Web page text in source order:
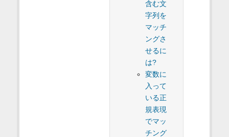
含む文
字列を
マッチ
ングさ
せるに
は?
変数に
入って
いる正
規表現
でマッ
チング